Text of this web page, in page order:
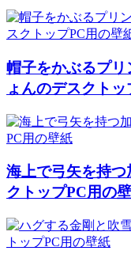
帽子をかぶるプリ
ょんのデスクト
海上で弓矢を持
クトップPC用の